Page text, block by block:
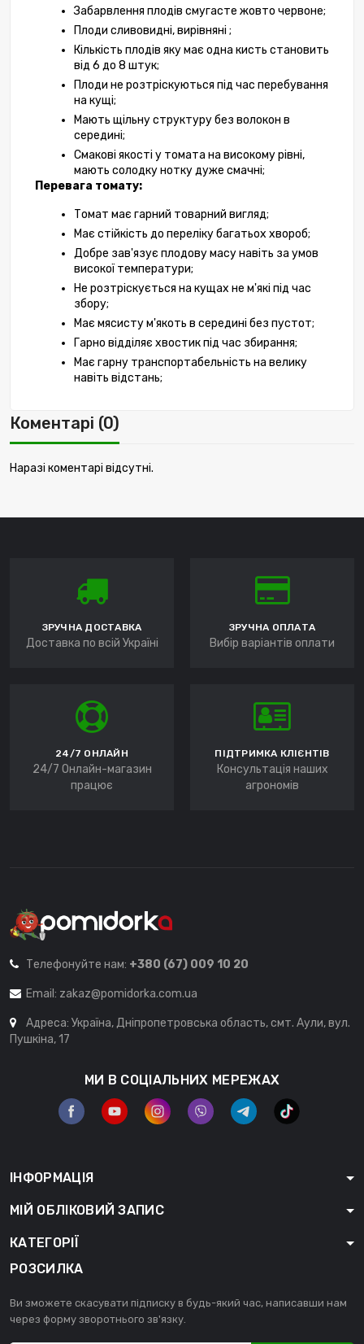
Забарвлення плодів смугасте жовто червоне;
Плоди сливовидні, вирівняні ;
Кількість плодів яку має одна кисть становить
від 6 до 8 штук;
Плоди не розтріскуються під час перебування
на кущі;
Мають щільну структуру без волокон в
середині;
Смакові якості у томата на високому рівні,
мають солодку нотку дуже смачні;
Перевага томату:
Томат має гарний товарний вигляд;
Має стійкість до переліку багатьох хвороб;
Добре зав'язує плодову масу навіть за умов
високої температури;
Не розтріскується на кущах не м'які під час
збору;
Має мясисту м'якоть в середині без пустот;
Гарно відділяє хвостик під час збирання;
Має гарну транспортабельність на велику
навіть відстань;
Коментарі (0)
Наразі коментарі відсутні.
ЗРУЧНА ДОСТАВКА
Доставка по всій Україні
ЗРУЧНА ОПЛАТА
Вибір варіантів оплати
24/7 ОНЛАЙН
24/7 Онлайн-магазин
працює
ПІДТРИМКА КЛІЄНТІВ
Консультація наших
агрономів
Телефонуйте нам: +380 (67) 009 10 20
Email: zakaz@pomidorka.com.ua
Адреса: Україна, Дніпропетровська область, смт. Аули, вул.
Пушкіна, 17
МИ В СОЦІАЛЬНИХ МЕРЕЖАХ
ІНФОРМАЦІЯ
МІЙ ОБЛІКОВИЙ ЗАПИС
КАТЕГОРІЇ
РОЗСИЛКА
Ви зможете скасувати підписку в будь-який час, написавши нам
через форму зворотнього зв'язку.